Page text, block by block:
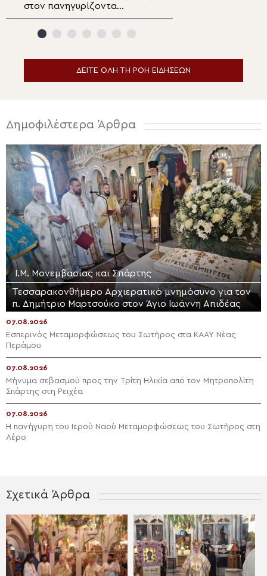
στον πανηγυρίζοντα
Μητροπολιτικό Ναό της
Μεταμορφώσεως του
ΔΕΙΤΕ ΟΛΗ ΤΗ ΡΟΗ ΕΙΔΗΣΕΩΝ
Δημοφιλέστερα Άρθρα
Ι.Μ. Μονεμβασίας και Σπάρτης
Τεσσαρακονθήμερο Αρχιερατικό μνημόσυνο για τον
π. Δημήτριο Μαρτσούκο στον Άγιο Ιωάννη Απιδέας
07.08.2026
Εσπερινός Μεταμορφώσεως του Σωτήρος στα ΚΑΑΥ Νέας
Περάμου
07.08.2026
Μήνυμα σεβασμού προς την Τρίτη Ηλικία από τον Μητροπολίτη
Σπάρτης στη Ρειχέα
07.08.2026
Η πανήγυρη του Ιερού Ναού Μεταμορφώσεως του Σωτήρος στη
Λέρο
Σχετικά Άρθρα